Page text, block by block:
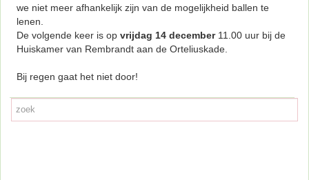
we niet meer afhankelijk zijn van de mogelijkheid ballen te
lenen.
De volgende keer is op vrijdag 14 december11.00 uur bij de
Huiskamer van Rembrandt aan de Orteliuskade.
Bij regen gaat het niet door!